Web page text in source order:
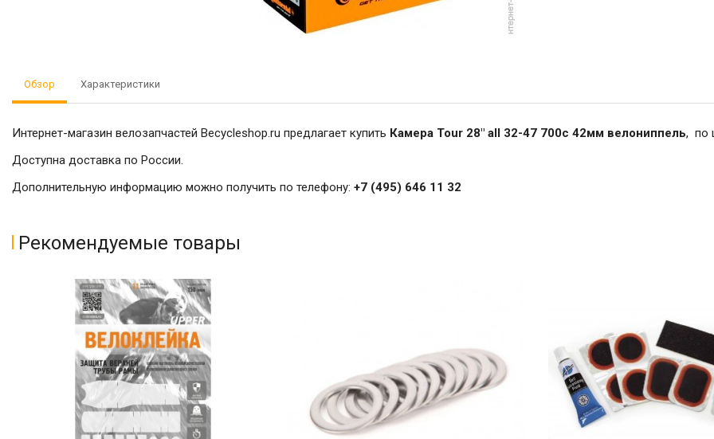
Обзор Характеристики
Интернет-магазин велозапчастей Becycleshop.ru предлагает купить Камера Tour 28" all 32-47 700c 42мм велониппель, по
Доступна доставка по России.
Дополнительную информацию можно получить по телефону: +7 (495) 646 11 32
Рекомендуемые товары